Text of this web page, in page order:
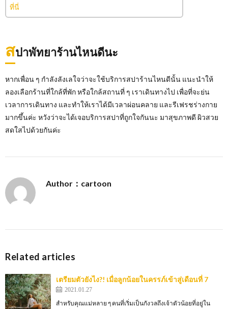
ที่นี่
สปาพัทยาร้านไหนดีนะ
หากเพื่อน ๆ กำลังลังเลใจว่าจะใช้บริการสปาร้านไหนดีนั้น แนะนำให้
ลองเลือกร้านที่ใกล้ที่พัก หรือใกล้สถานที่ ๆ เราเดินทางไป เพื่อที่จะย่น
เวลาการเดินทาง และทำให้เราได้มีเวลาผ่อนคลาย และรีเฟรชร่างกาย
มากขึ้นค่ะ หวังว่าจะได้เจอบริการสปาที่ถูกใจกันนะ มาสุขภาพดี ผิวสวย
สดใสไปด้วยกันค่ะ
Author：cartoon
Related articles
เตรียมตัวยังไง?! เมื่อลูกน้อยในครรภ์เข้าสู่เดือนที่ 7
2021.01.27
สำหรับคุณแม่หลาย ๆ คนที่เริ่มเป็นกังวลถึงเจ้าตัวน้อยที่อยู่ใน